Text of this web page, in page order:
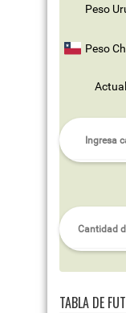
Peso
Peso
TABLA DE